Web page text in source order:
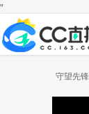
"
守望先锋